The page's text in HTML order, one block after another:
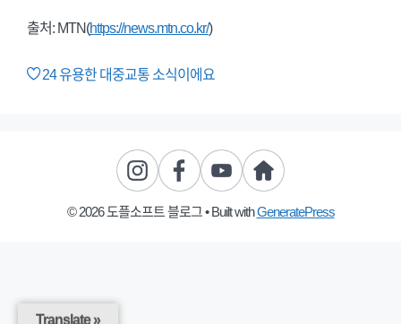
출처: MTN(https://news.mtn.co.kr/)
24유용한 대중교통 소식이에요
© 2026 도플소프트 블로그• Built withGeneratePress
Translate »